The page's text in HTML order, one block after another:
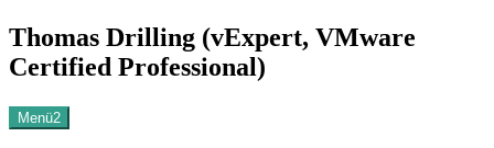
Thomas Drilling (vExpert, VMware
Certified Professional)
Menü2